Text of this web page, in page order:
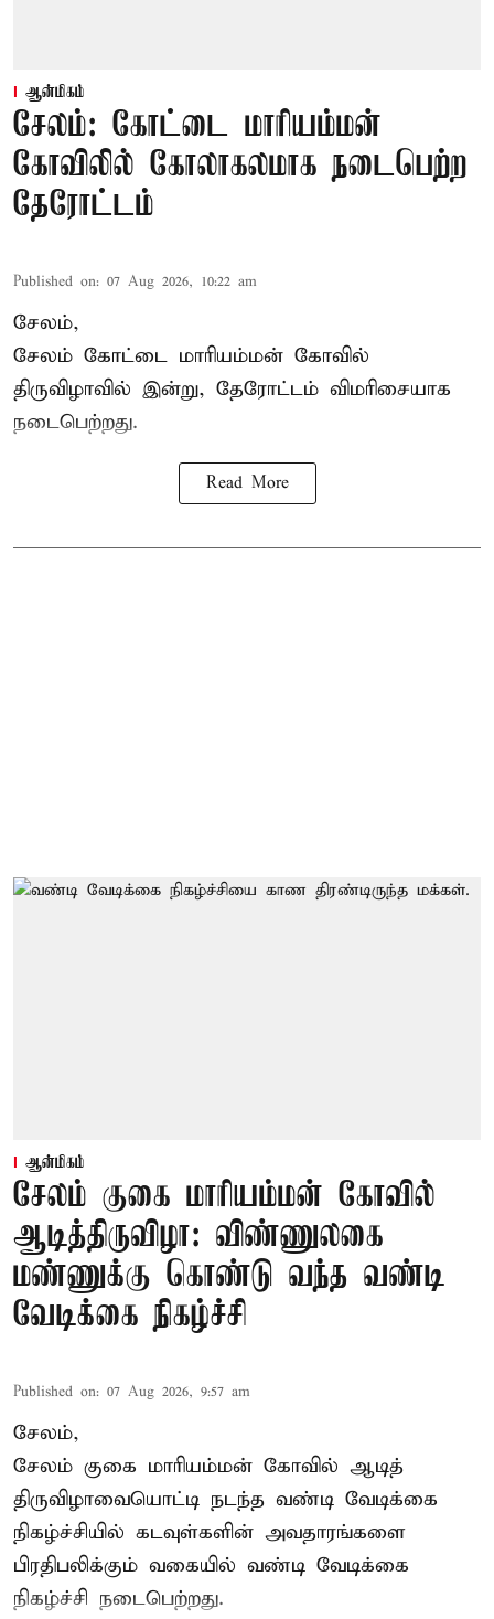
ஆன்மிகம்
சேலம்: கோட்டை மாரியம்மன்
கோவிலில் கோலாகலமாக நடைபெற்ற
தேரோட்டம்
Published on: 07 Aug 2026, 10:22 am
சேலம்,
சேலம் கோட்டை மாரியம்மன் கோவில்
திருவிழாவில் இன்று, தேரோட்டம் விமரிசையாக
நடைபெற்றது.
Read More
ஆன்மிகம்
சேலம் குகை மாரியம்மன் கோவில்
ஆடித்திருவிழா: விண்ணுலகை
மண்ணுக்கு கொண்டு வந்த வண்டி
வேடிக்கை நிகழ்ச்சி
Published on: 07 Aug 2026, 9:57 am
சேலம்,
சேலம் குகை மாரியம்மன் கோவில் ஆடித்
திருவிழாவையொட்டி நடந்த வண்டி வேடிக்கை
நிகழ்ச்சியில் கடவுள்களின் அவதாரங்களை
பிரதிபலிக்கும் வகையில் வண்டி வேடிக்கை
நிகழ்ச்சி நடைபெற்றது.